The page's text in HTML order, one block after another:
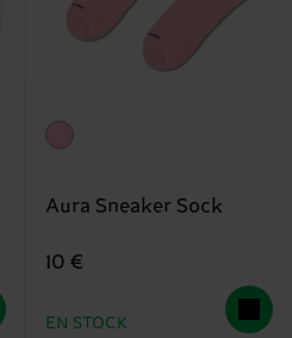
Aura Sneaker Sock
10 €
EN STOCK